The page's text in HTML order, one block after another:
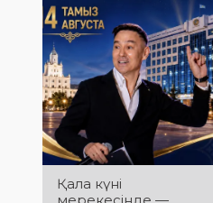
өтеді! Сіздерді үздік
орындаушылардың
әсерлі өнері, жарқын
эмоциялар және
ерекше мерекелік
атмосфера күтеді!
Қала күні